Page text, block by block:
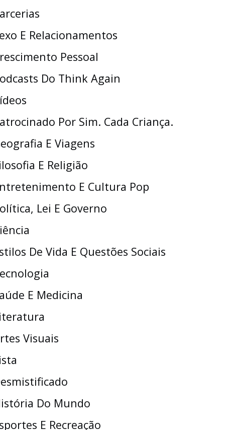
E Relacionamentos
Pessoal
Do Think Again
Por Sim. Cada Criança.
E Viagens
E Religião
E Cultura Pop
Lei E Governo
De Vida E Questões Sociais
E Medicina
Visuais
Do Mundo
E Recreação